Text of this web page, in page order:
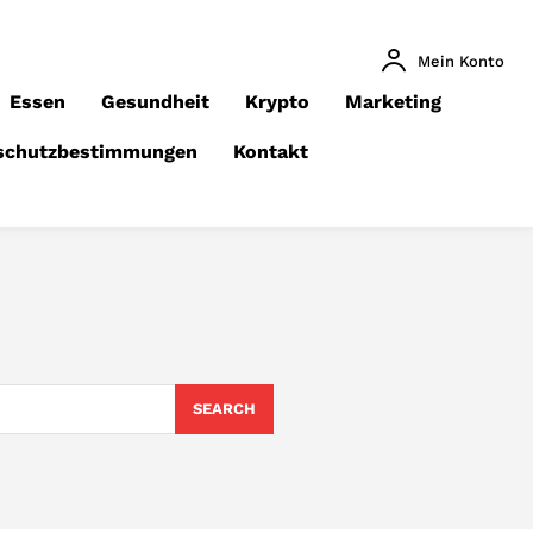
Mein Konto
Essen Gesundheit Krypto Marketing
Kontakt
SEARCH